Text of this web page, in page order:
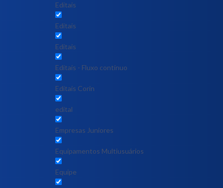
Editais
Editais
Editais
Editais - Fluxo contínuo
Editais Corin
edital
Empresas Juniores
Equipamentos Multiusuários
Equipe